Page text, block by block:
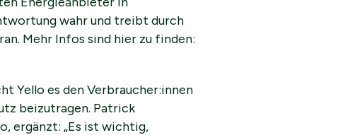
wahr und treibt durch
Mehr Infos sind hier zu finden:
Yello es den Verbraucher:innen
beizutragen. Patrick
ergänzt: „Es ist wichtig,